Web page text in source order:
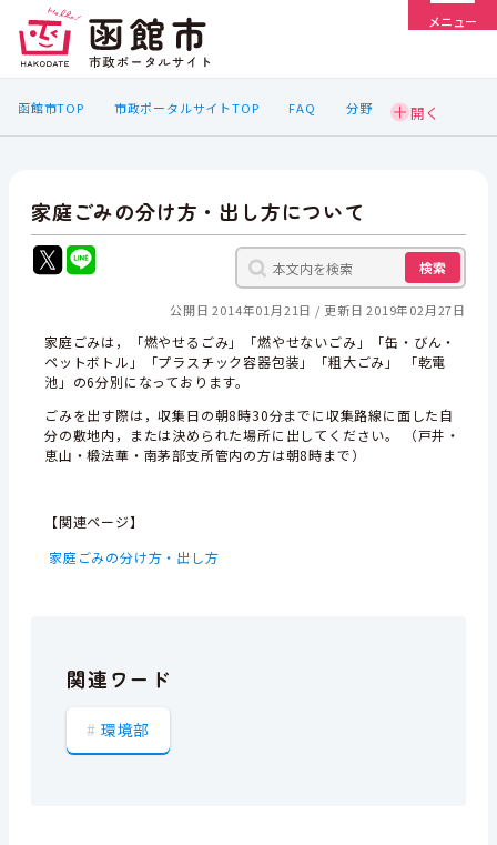
メニュー
函館市TOP 市政ポータルサイトTOP FAQ 分野
家庭ごみの分け方・出し方について
検索
公開日 2014年01月21日 更新日 2019年02月27日
家庭ごみは，「燃やせるごみ」「燃やせないごみ」「缶・びん・
ペットボトル」「プラスチック容器包装」「粗大ごみ」 「乾電
池」の6分別になっております。
ごみを出す際は，収集日の朝8時30分までに収集路線に面した自
分の敷地内，または決められた場所に出してください。 （戸井・
恵山・椴法華・南茅部支所管内の方は朝8時まで）
【関連ページ】
家庭ごみの分け方・出し方
関連ワード
環境部